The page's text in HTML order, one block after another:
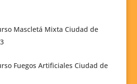
Mascletá Mixta Ciudad de
Fuegos Artificiales Ciudad de